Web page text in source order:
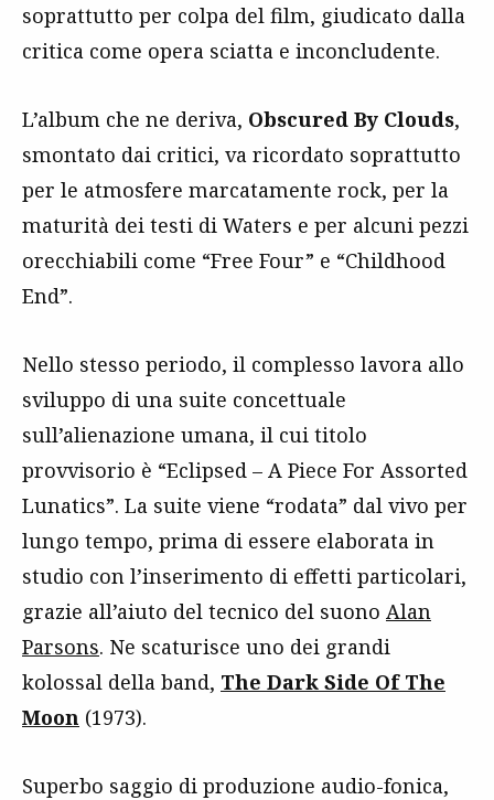
soprattutto per colpa del film, giudicato dalla
critica come opera sciatta e inconcludente.
L’album che ne deriva, Obscured By Clouds,
smontato dai critici, va ricordato soprattutto
per le atmosfere marcatamente rock, per la
maturità dei testi di Waters e per alcuni pezzi
orecchiabili come “Free Four” e “Childhood
End”.
Nello stesso periodo, il complesso lavora allo
sviluppo di una suite concettuale
sull’alienazione umana, il cui titolo
provvisorio è “Eclipsed – A Piece For Assorted
Lunatics”. La suite viene “rodata” dal vivo per
lungo tempo, prima di essere elaborata in
studio con l’inserimento di effetti particolari,
grazie all’aiuto del tecnico del suono Alan
Parsons. Ne scaturisce uno dei grandi
kolossal della band, The Dark Side Of The
Moon (1973).
Superbo saggio di produzione audio-fonica,